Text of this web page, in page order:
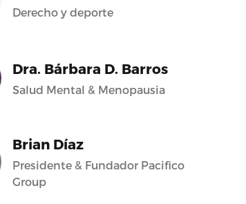
Derecho y deporte
Dra. Bárbara D. Barros
Salud Mental & Menopausia
Brian Díaz
Presidente & Fundador Pacifico
Group